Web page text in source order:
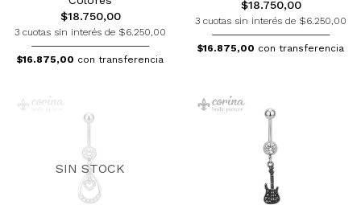
$18.750,00
3 cuotas sin interés de $6.250,00
$16.875,00 con transferencia
$18.750,00
3 cuotas sin interés de $6.250,00
$16.875,00 con transferencia
SIN STOCK